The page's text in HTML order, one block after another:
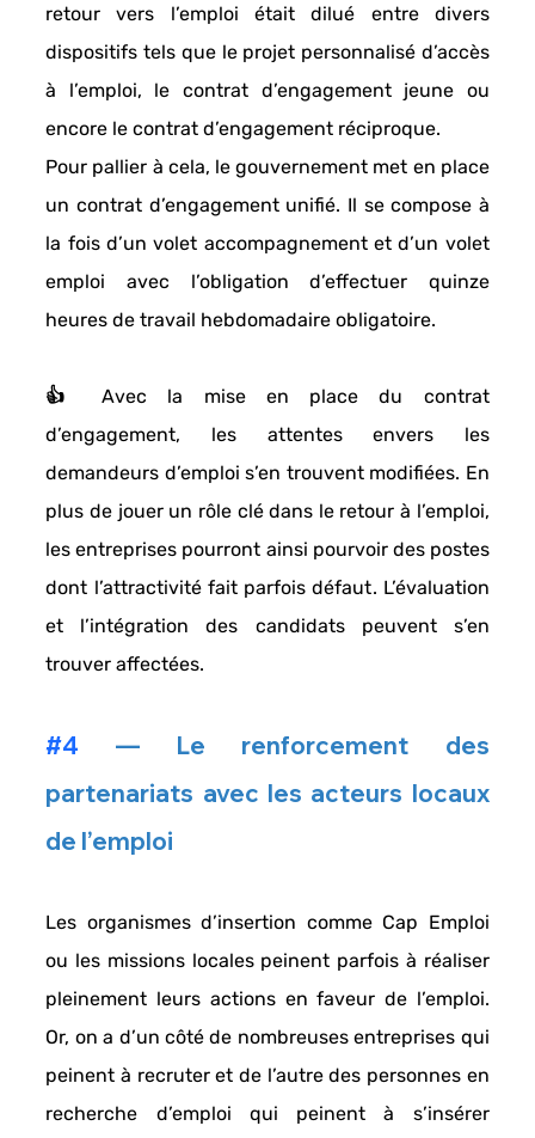
retour vers l’emploi était dilué entre divers
dispositifs tels que le projet personnalisé d’accès
à l’emploi, le contrat d’engagement jeune ou
encore le contrat d’engagement réciproque.
Pour pallier à cela, le gouvernement met en place
un contrat d’engagement unifié. Il se compose à
la fois d’un volet accompagnement et d’un volet
emploi avec l’obligation d’effectuer quinze
heures de travail hebdomadaire obligatoire.
👍 Avec la mise en place du contrat
d’engagement, les attentes envers les
demandeurs d’emploi s’en trouvent modifiées. En
plus de jouer un rôle clé dans le retour à l’emploi,
les entreprises pourront ainsi pourvoir des postes
dont l’attractivité fait parfois défaut. L’évaluation
et l’intégration des candidats peuvent s’en
trouver affectées.
#4 — Le renforcement des
partenariats avec les acteurs locaux
de l’emploi
Les organismes d’insertion comme
ou les missions locales peinent parfois à réaliser
pleinement leurs actions en faveur de l’emploi.
peinent à recruter et de l’autre des personnes en
recherche d’emploi qui peinent à s’insérer